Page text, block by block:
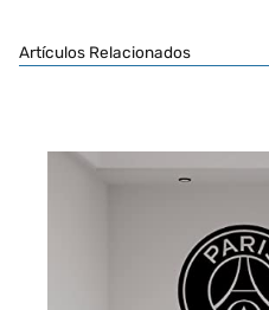
Artículos Relacionados